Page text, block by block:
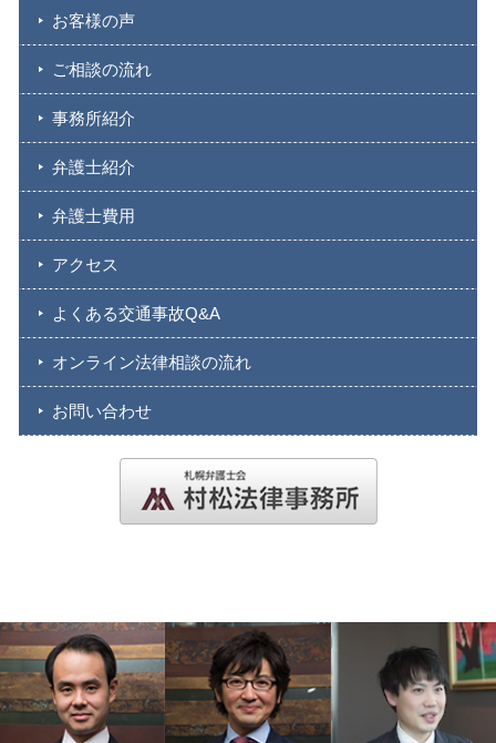
お客様の声
ご相談の流れ
事務所紹介
弁護士紹介
弁護士費用
アクセス
よくある交通事故Q&A
オンライン法律相談の流れ
お問い合わせ